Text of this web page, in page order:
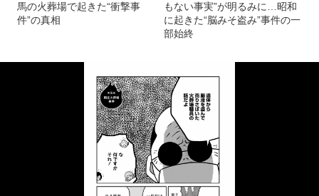
馬の火葬場で起きた“衝撃事
件”の真相
もない事実”が明るみに…昭和
に起きた“脳みそ盗み”事件の一
部始終